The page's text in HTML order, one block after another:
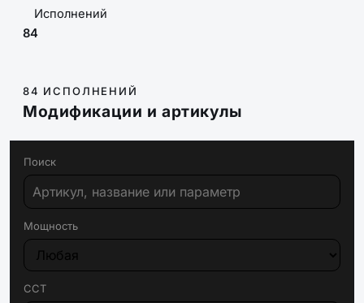
Исполнений
84
84 ИСПОЛНЕНИЙ
Модификации и артикулы
Поиск
Мощность
CCT